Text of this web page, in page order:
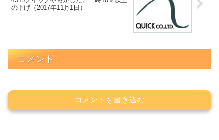
の下げ（2017年11月1日）
コメント
コメントを書き込む